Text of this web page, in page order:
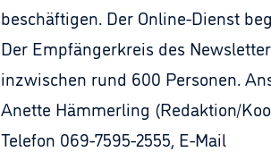
beschäftigen. Der Online-Dienst
Der Empfängerkreis des
inzwischen rund 600 Personen.
Anette Hämmerling (Redaktion/
Telefon 069-7595-2555, E-Mail